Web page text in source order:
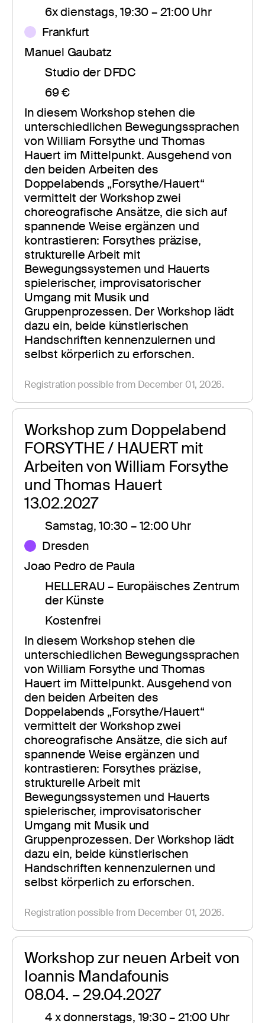
6x dienstags, 19:30 – 21:00 Uhr
Frankfurt
Manuel Gaubatz
Studio der DFDC
69 €
In diesem Workshop stehen die
unterschiedlichen Bewegungssprachen
von William Forsythe und Thomas
Hauert im Mittelpunkt. Ausgehend von
den beiden Arbeiten des
Doppelabends „Forsythe/Hauert“
vermittelt der Workshop zwei
choreografische Ansätze, die sich auf
spannende Weise ergänzen und
kontrastieren: Forsythes präzise,
strukturelle Arbeit mit
Bewegungssystemen und Hauerts
spielerischer, improvisatorischer
Umgang mit Musik und
Gruppenprozessen. Der Workshop lädt
dazu ein, beide künstlerischen
Handschriften kennenzulernen und
selbst körperlich zu erforschen.
Registration possible from December 01, 2026.
Workshop zum Doppelabend
FORSYTHE / HAUERT mit
Arbeiten von William Forsythe
und Thomas Hauert
13.02.2027
Samstag, 10:30 – 12:00 Uhr
Dresden
Joao Pedro de Paula
HELLERAU – Europäisches Zentrum
der Künste
Kostenfrei
In diesem Workshop stehen die
unterschiedlichen Bewegungssprachen
von William Forsythe und Thomas
Hauert im Mittelpunkt. Ausgehend von
den beiden Arbeiten des
Doppelabends „Forsythe/Hauert“
vermittelt der Workshop zwei
choreografische Ansätze, die sich auf
spannende Weise ergänzen und
kontrastieren: Forsythes präzise,
strukturelle Arbeit mit
Bewegungssystemen und Hauerts
spielerischer, improvisatorischer
Umgang mit Musik und
Gruppenprozessen. Der Workshop lädt
dazu ein, beide künstlerischen
Handschriften kennenzulernen und
selbst körperlich zu erforschen.
Registration possible from December 01, 2026.
Workshop zur neuen Arbeit von
Ioannis Mandafounis
08.04. – 29.04.2027
4 x donnerstags, 19:30 – 21:00 Uhr